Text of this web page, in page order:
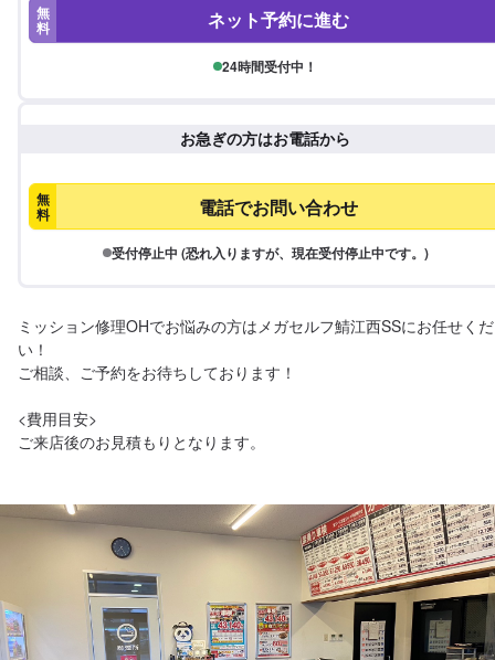
無
料 ネット予約に進む
24時間受付中！
お急ぎの方はお電話から
無
料 電話でお問い合わせ
受付停止中 (恐れ入りますが、現在受付停止中です。)
ミッション修理OHでお悩みの方はメガセルフ鯖江西SSにお任せく
い！
ご相談、ご予約をお待ちしております！
<費用目安>
ご来店後のお見積もりとなります。